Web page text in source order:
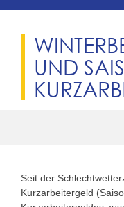
UND
Seit der
Kurzarbeitergeld